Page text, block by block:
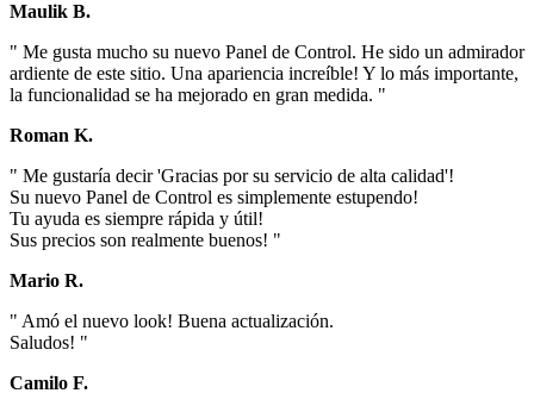
Maulik B.
" Me gusta mucho su nuevo Panel de Control. He sido un admirador
ardiente de este sitio. Una apariencia increíble! Y lo más importante,
la funcionalidad se ha mejorado en gran medida. "
Roman K.
" Me gustaría decir 'Gracias por su servicio de alta calidad'!
Su nuevo Panel de Control es simplemente estupendo!
Tu ayuda es siempre rápida y útil!
Sus precios son realmente buenos! "
Mario R.
" Amó el nuevo look! Buena actualización.
Saludos! "
Camilo F.